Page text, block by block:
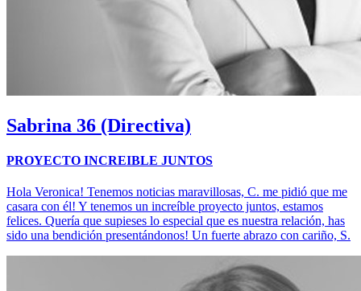
Sabrina 36 (Directiva)
PROYECTO INCREIBLE JUNTOS
Hola Veronica! Tenemos noticias maravillosas, C. me pidió que me
casara con él! Y tenemos un increíble proyecto juntos, estamos
felices. Quería que supieses lo especial que es nuestra relación, has
sido una bendición presentándonos! Un fuerte abrazo con cariño, S.